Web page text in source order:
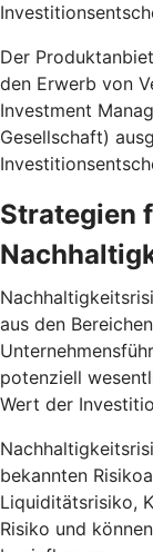
Der
den Erwerb von
Investment
Gesellschaft)
Strategien
aus den
potenziell
Wert der
bekannten
Liquiditätsrisiko,
Risiko und